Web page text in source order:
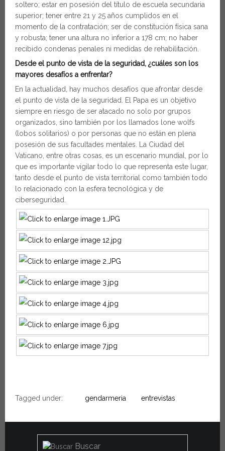
soltero; estar en posesión del título de escuela secundaria
superior; tener entre 21 y 25 años cumplidos en el
momento de la contratación; ser de constitución física sana
y robusta; tener una altura no inferior a 178 cm; no haber
recibido condenas penales ni medidas de rehabilitación.
Desde el punto de vista de la seguridad, ¿cuáles son los
mayores desafíos a enfrentar?
En la actualidad, hay muchos desafíos que afrontar desde
el punto de vista de la seguridad. El Papa es un objetivo
siempre en riesgo de ser atacado no solo por grupos
organizados, sino también por los llamados lone wolfs
(lobos solitarios) o por personas que no están en plena
posesión de sus facultades mentales. La Ciudad del
Vaticano, entre otras cosas, es un escenario mundial, por lo
que es importante vigilar todo lo que representa este lugar,
tanto desde el punto de vista territorial como también todo
lo relacionado con la esfera tecnológica y de
ciberseguridad.
Tagged under: gendarmeria entrevistas
Buscar